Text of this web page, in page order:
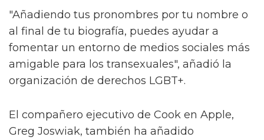
"Añadiendo tus pronombres por tu nombre o
al final de tu biografía, puedes ayudar a
fomentar un entorno de medios sociales más
amigable para los transexuales", añadió la
organización de derechos LGBT+.
El compañero ejecutivo de Cook en Apple,
Greg Joswiak, también ha añadido